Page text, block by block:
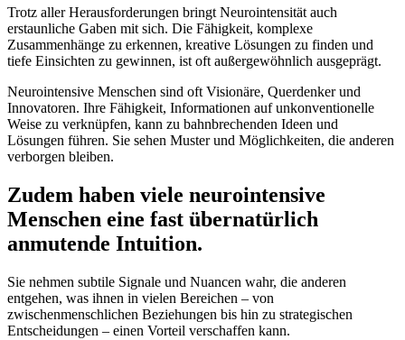
Trotz aller Herausforderungen bringt Neurointensität auch
erstaunliche Gaben mit sich. Die Fähigkeit, komplexe
Zusammenhänge zu erkennen, kreative Lösungen zu finden und
tiefe Einsichten zu gewinnen, ist oft außergewöhnlich ausgeprägt.
Neurointensive Menschen sind oft Visionäre, Querdenker und
Innovatoren. Ihre Fähigkeit, Informationen auf unkonventionelle
Weise zu verknüpfen, kann zu bahnbrechenden Ideen und
Lösungen führen. Sie sehen Muster und Möglichkeiten, die anderen
verborgen bleiben.
Zudem haben viele neurointensive
Menschen eine fast übernatürlich
anmutende Intuition.
Sie nehmen subtile Signale und Nuancen wahr, die anderen
entgehen, was ihnen in vielen Bereichen – von
zwischenmenschlichen Beziehungen bis hin zu strategischen
Entscheidungen – einen Vorteil verschaffen kann.